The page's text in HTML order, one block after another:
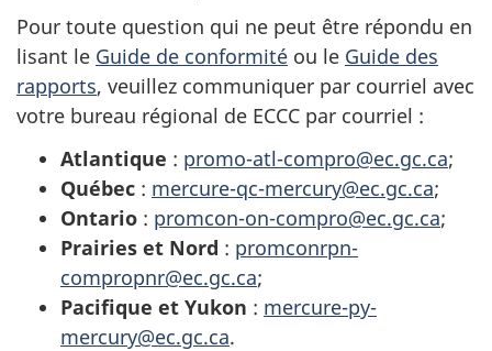
Pour toute question qui ne peut être répondu en
lisant le Guide de conformité ou le Guide des
rapports, veuillez communiquer par courriel avec
votre bureau régional de ECCC par courriel :
Atlantique : promo-atl-compro@ec.gc.ca;
Québec : mercure-qc-mercury@ec.gc.ca;
Ontario : promcon-on-compro@ec.gc.ca;
Prairies et Nord : promconrpn-
compropnr@ec.gc.ca;
Pacifique et Yukon : mercure-py-
mercury@ec.gc.ca.